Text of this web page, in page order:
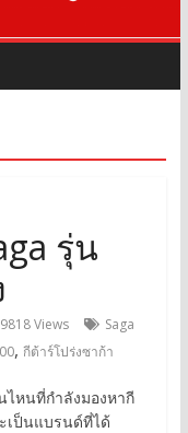
รุ่น
9818 Views
Saga
, กีต้าร์โปร่งซาก้า
ไหนที่กำลังมองหากี
เป็นแบรนด์ที่ได้